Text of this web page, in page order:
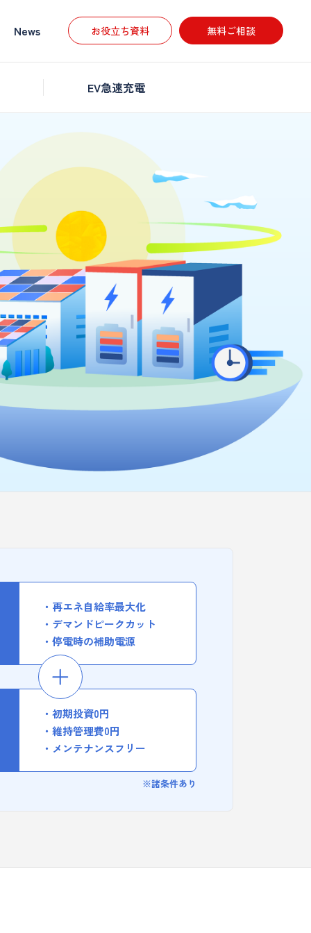
News お役立ち資料 無料ご相談
EV急速充電
再エネ自給率最大化
デマンドピークカット
停電時の補助電源
初期投資0円
維持管理費0円
メンテナンスフリー
※諸条件あり